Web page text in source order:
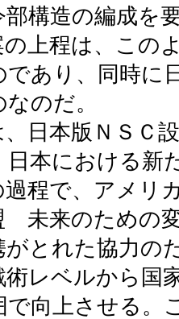
構造の編成を
の上程は、この
あり、同時に
のだ。
日本版ＮＳＣ
本における新
程で、アメリ
未来のための
がとれた協力の
術レベルから国
で向上させる。